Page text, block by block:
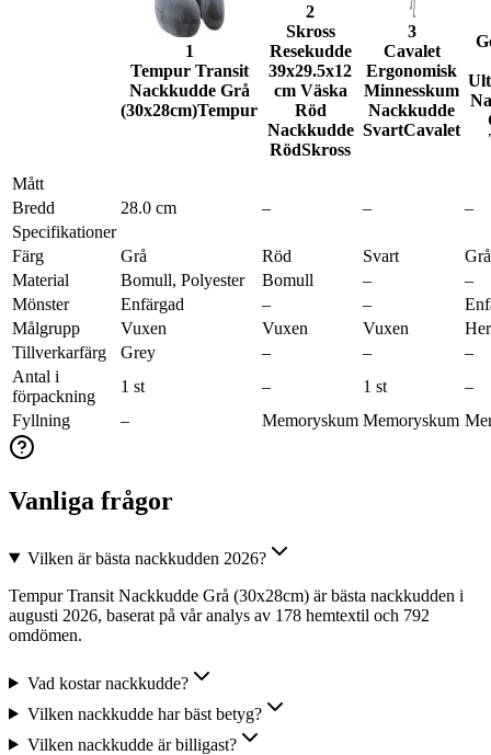
1
Tempur Transit
Nackkudde Grå
(30x28cm)Tempur
2
Skross
Resekudde
39x29.5x12
cm Väska
Röd
Nackkudde
RödSkross
3
Cavalet
Ergonomisk
Minnesskum
Nackkudde
SvartCavalet
Mått
Bredd
28.0 cm – –
–
Specifikationer
Färg
Grå Röd Svart
Grå
Material
Bomull, Polyester Bomull –
–
Mönster
Enfärgad – –
Målgrupp
Vuxen Vuxen Vuxen
Tillverkarfärg
Grey – –
–
Antal i
förpackning
1 st – 1 st
–
Fyllning
– Memoryskum Memoryskum
Vanliga frågor
Vilken är bästa nackkudden 2026?
Tempur Transit Nackkudde Grå (30x28cm) är bästa nackkudden i
augusti 2026, baserat på vår analys av 178 hemtextil och 792
omdömen.
Vad kostar nackkudde?
Vilken nackkudde har bäst betyg?
Vilken nackkudde är billigast?